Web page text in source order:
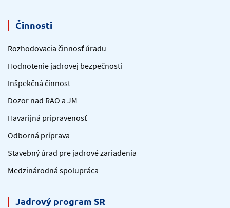
Činnosti
Rozhodovacia činnosť úradu
Hodnotenie jadrovej bezpečnosti
Inšpekčná činnosť
Dozor nad RAO a JM
Havarijná pripravenosť
Odborná príprava
Stavebný úrad pre jadrové zariadenia
Medzinárodná spolupráca
Jadrový program SR